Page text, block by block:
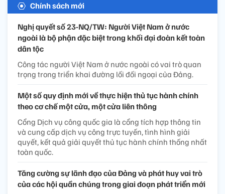
Chính sách mới
Nghị quyết số 23-NQ/TW: Người Việt Nam ở nước
ngoài là bộ phận đặc biệt trong khối đại đoàn kết toàn
dân tộc
Công tác người Việt Nam ở nước ngoài có vai trò quan
trọng trong triển khai đường lối đối ngoại của Đảng.
Một số quy định mới về thực hiện thủ tục hành chính
theo cơ chế một cửa, một cửa liên thông
Cổng Dịch vụ công quốc gia là cổng tích hợp thông tin
và cung cấp dịch vụ công trực tuyến, tình hình giải
quyết, kết quả giải quyết thủ tục hành chính thống nhất
toàn quốc.
Tăng cường sự lãnh đạo của Đảng và phát huy vai trò
của các hội quần chúng trong giai đoạn phát triển mới